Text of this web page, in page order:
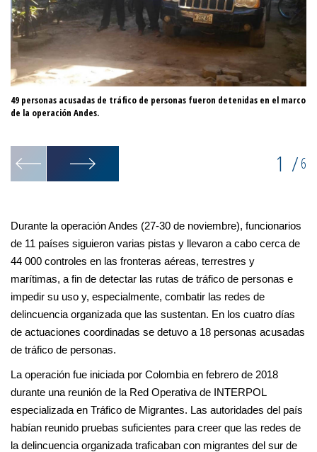
49 personas acusadas de tráfico de personas fueron detenidas en el marco
de la operación Andes.
1 /6
Durante la operación Andes (27-30 de noviembre), funcionarios
de 11 países siguieron varias pistas y llevaron a cabo cerca de
44 000 controles en las fronteras aéreas, terrestres y
marítimas, a fin de detectar las rutas de tráfico de personas e
impedir su uso y, especialmente, combatir las redes de
delincuencia organizada que las sustentan. En los cuatro días
de actuaciones coordinadas se detuvo a 18 personas acusadas
de tráfico de personas.
La operación fue iniciada por Colombia en febrero de 2018
durante una reunión de la Red Operativa de INTERPOL
especializada en Tráfico de Migrantes. Las autoridades del país
habían reunido pruebas suficientes para creer que las redes de
la delincuencia organizada traficaban con migrantes del sur de